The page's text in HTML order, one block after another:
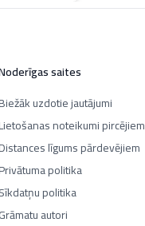
saites
uzdotie jautājumi
noteikumi pircējiem
līgums pārdevējiem
politika
Sīkdatņu politika
Grāmatu autori